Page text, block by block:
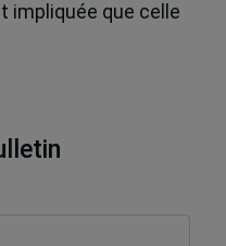
impliquée que celle